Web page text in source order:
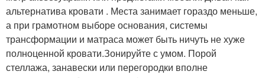
альтернатива кровати . Места занимает гораздо меньше,
а при грамотном выборе основания, системы
трансформации и матраса может быть ничуть не хуже
полноценной кровати.Зонируйте с умом. Порой
стеллажа, занавески или перегородки вполне